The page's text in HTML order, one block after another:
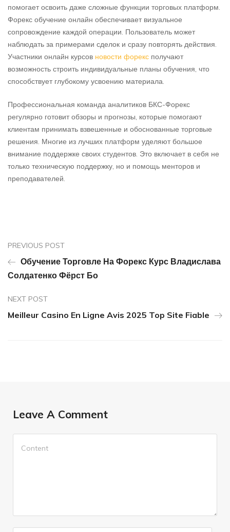
помогает освоить даже сложные функции торговых платформ.
Форекс обучение онлайн обеспечивает визуальное
сопровождение каждой операции. Пользователь может
наблюдать за примерами сделок и сразу повторять действия.
Участники онлайн курсов новости форекс получают
возможность строить индивидуальные планы обучения, что
способствует глубокому усвоению материала.
Профессиональная команда аналитиков БКС-Форекс
регулярно готовит обзоры и прогнозы, которые помогают
клиентам принимать взвешенные и обоснованные торговые
решения. Многие из лучших платформ уделяют большое
внимание поддержке своих студентов. Это включает в себя не
только техническую поддержку, но и помощь менторов и
преподавателей.
PREVIOUS POST
Обучение Торговле На Форекс Курс Владислава
Солдатенко Фёрст Бо
NEXT POST
Meilleur Casino En Ligne Avis 2025 Top Site Fiable
Leave A Comment